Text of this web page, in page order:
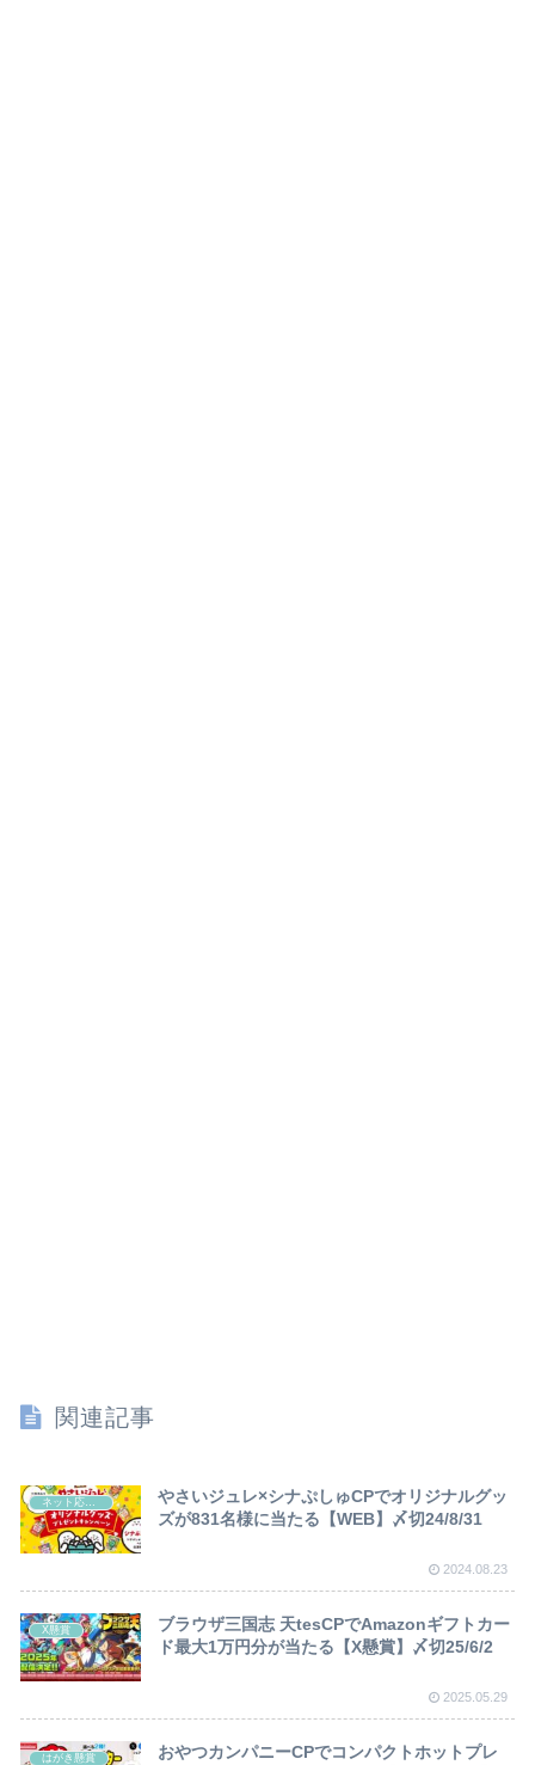
関連記事
やさいジュレ×シナぷしゅCPでオリジナルグッ
ズが831名様に当たる【WEB】〆切24/8/31
2024.08.23
X懸賞
ブラウザ三国志 天tesCPでAmazonギフトカー
ド最大1万円分が当たる【X懸賞】〆切25/6/2
2025.05.29
はがき懸賞
おやつカンパニーCPでコンパクトホットプレ